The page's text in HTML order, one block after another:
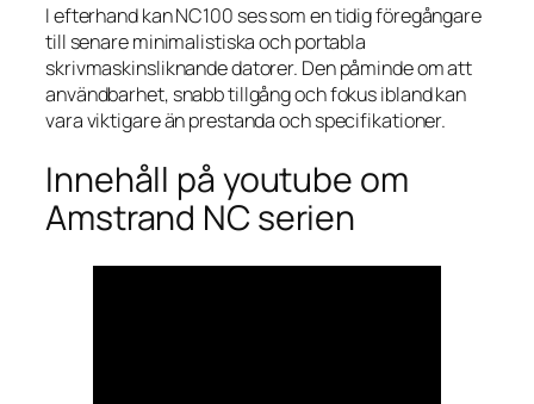
I efterhand kan NC100 ses som en tidig föregångare
till senare minimalistiska och portabla
skrivmaskinsliknande datorer. Den påminde om att
användbarhet, snabb tillgång och fokus ibland kan
vara viktigare än prestanda och specifikationer.
Innehåll på youtube om
Amstrand NC serien